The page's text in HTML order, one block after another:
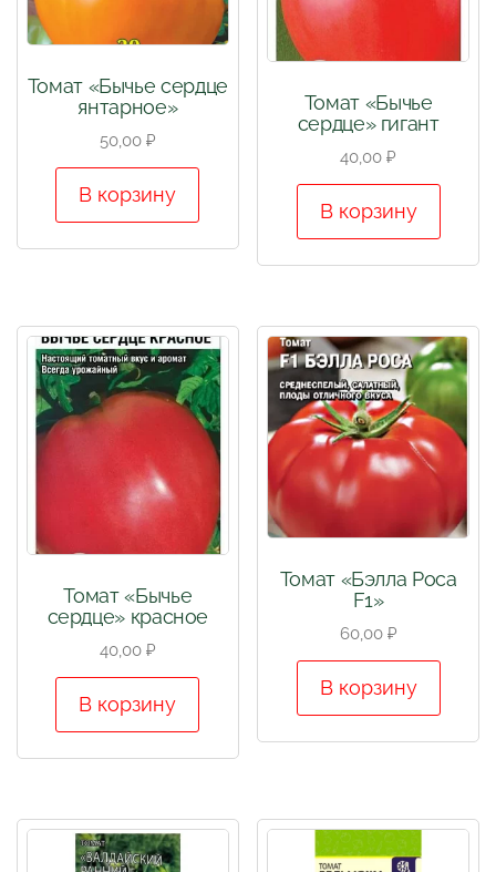
Томат «Бычье сердце
янтарное»
50,00 ₽
В корзину
Томат «Бычье
сердце» гигант
40,00₽
В корзину
Томат «Бычье
сердце» красное
40,00 ₽
В корзину
Томат «Бэлла Роса
F1»
60,00 ₽
В корзину